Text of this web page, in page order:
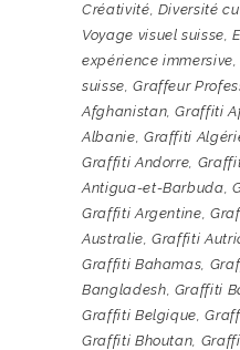
Créativité, Diversité
Voyage visuel suisse,
expérience immersive
suisse,Graffeur
Afghanistan,Graffiti
Albanie, Graffiti
Graffiti Andorre,
Antigua-et-Barbuda,
Graffiti Argentine,
Australie,Graffiti
Graffiti Bahamas,
Bangladesh, Graffiti
Graffiti Belgique,
Graffiti Bhoutan,